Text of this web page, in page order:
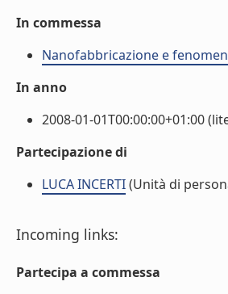
In commessa
Nanofabbricazione e
In anno
2008-01-01T00:00:00+01:00
Partecipazione di
LUCA INCERTI(Unità di
Incoming links:
Partecipa a commessa